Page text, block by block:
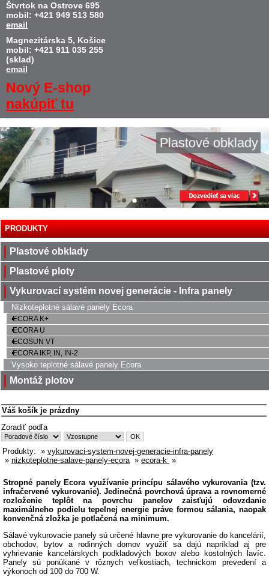
Štvrtok na Ostrove 695
mobil: +421 949 513 580
email
Magnezitárska 5, Košice
mobil: +421 911 035 255
(sklad)
email
Nový E-shop
nakúpiť tu
Plastové obklady
PRODUKTY
Plastové obklady
Plastové ploty
Vykurovací systém novej generácie - Infra panely
Nízkoteplotné sálavé panely Ecora
ECORA K+
ECORA U
ECOSUN VT
ECORA IKP, IN, IN-2
Vysoko teplotné sálavé panely Ecora
Montáž plotov
Váš košík je prázdny
Zoradiť podľa
Produkty: » vykurovaci-system-novej-generacie-infra-panely
» nizkoteplotne-salave-panely-ecora» ecora-k »
Stropné panely Ecora využívanie princípu sálavého vykurovania (tzv.
infračervené vykurovanie). Jedinečná povrchová úprava a rovnomerné
rozloženie teplôt na povrchu panelov zaisťujú odovzdanie
maximálneho podielu tepelnej energie práve formou sálania, naopak
konvenčná zložka je potlačená na minimum.
Sálavé vykurovacie panely sú určené hlavne pre vykurovanie do kancelárií,
obchodov, bytov a rodinných domov využiť sa dajú napríklad aj pre
vyhrievanie kancelárskych podkladových boxov alebo kostolných lavíc.
Panely sú ponúkané v rôznych veľkostiach, technickom prevedení a
výkonoch od 100 do 700 W.